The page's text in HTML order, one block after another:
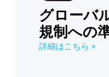
グローバ
規制への
詳細はこちら »